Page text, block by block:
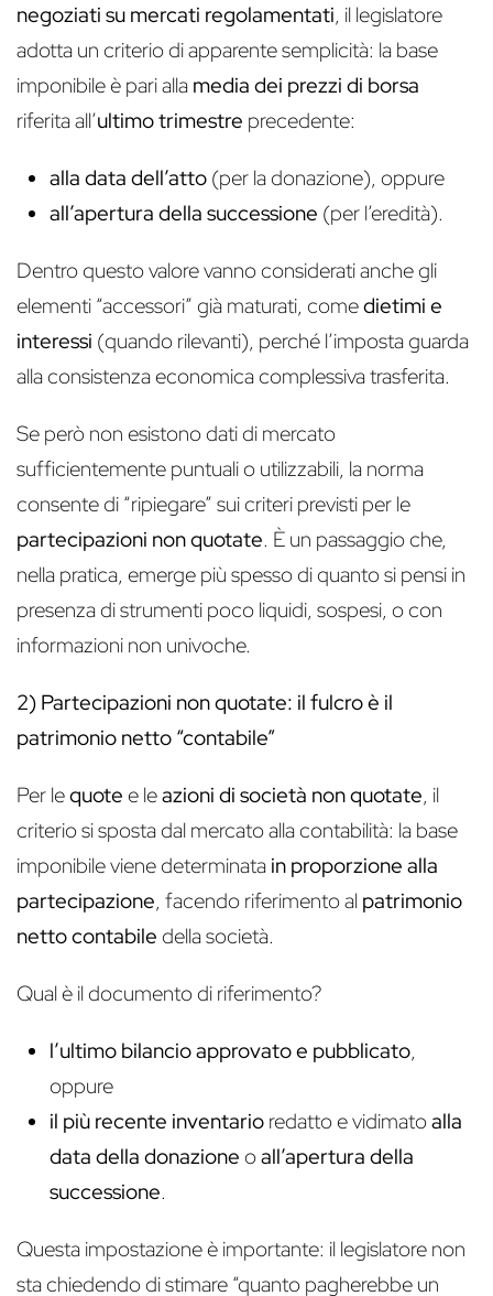
negoziati su mercati regolamentati, il legislatore
adotta un criterio di apparente semplicità: la base
imponibile è pari alla media dei prezzi di borsa
riferita all’ultimo trimestre precedente:
alla data dell’atto (per la donazione), oppure
all’apertura della successione (per l’eredità).
Dentro questo valore vanno considerati anche gli
elementi “accessori” già maturati, comedietimi e
interessi (quando rilevanti), perché l’imposta guarda
alla consistenza economica complessiva trasferita.
Se però non esistono dati di mercato
sufficientemente puntuali o utilizzabili, la norma
consente di “ripiegare” sui criteri previsti per le
partecipazioni non quotate. È un passaggio che,
nella pratica, emerge più spesso di quanto si pensi in
presenza di strumenti poco liquidi, sospesi, o con
informazioni non univoche.
2) Partecipazioni non quotate: il fulcro è il
patrimonio netto “contabile”
Per lequote e leazioni di società non quotate, il
criterio si sposta dal mercato alla contabilità: la base
imponibile viene determinata in proporzione alla
partecipazione, facendo riferimento al patrimonio
netto contabile della società.
Qual è il documento di riferimento?
l’ultimo bilancio approvato e pubblicato,
oppure
il più recente inventario redatto e vidimatoalla
data della donazione oall’apertura della
successione.
Questa impostazione è importante: il legislatore non
sta chiedendo di stimare “quanto pagherebbe un